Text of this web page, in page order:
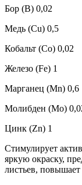
Бор (B) 0,02
Медь (Cu) 0,5
Кобальт (Co) 0,02
Железо (Fe) 1
Марганец (Mn) 0,6
Молибден (Mo)
Цинк (Zn) 1
Стимулирует
яркую окраску,
листьев,